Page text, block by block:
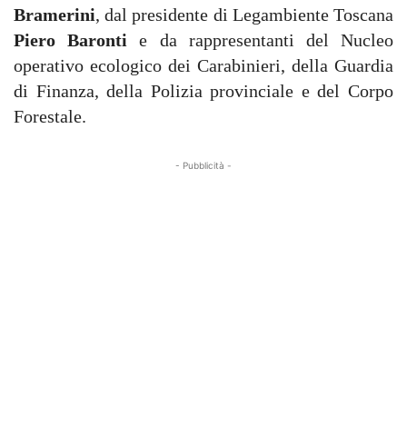
Bramerini, dal presidente di Legambiente Toscana
Piero Baronti e da rappresentanti del Nucleo
operativo ecologico dei Carabinieri, della Guardia
di Finanza, della Polizia provinciale e del Corpo
Forestale.
- Pubblicità -